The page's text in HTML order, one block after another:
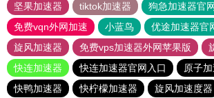
坚果加速器
tiktok加速器
狗急加速器官
免费vqn外网加速
小蓝鸟 优途加速器官
旋风加速器
免费vps加速器外网苹果版
快连加速器
快连加速器官网入口
原子
快鸭加速器
快柠檬加速器 旋风加速度器